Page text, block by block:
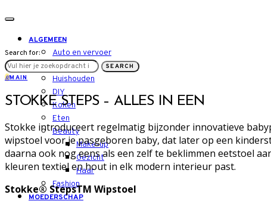
ALGEMEEN
Auto en vervoer
LIFESTYLE
Huishouden
DIY
Koken
Eten
Beauty
Make-up
Gezicht
Haar
Fashion
MOEDERSCHAP
Search for:
SEARCH
MMAIN
STOKKE STEPS – ALLES IN EEN
Stokke introduceert regelmatig bijzonder innovatieve
wipstoel voor je pasgeboren baby, dat later op een
daarna ook nog eens als een zelf te beklimmen eetstoel
kleuren textiel en hout in elk modern interieur past.
Stokke® StepsTM Wipstoel